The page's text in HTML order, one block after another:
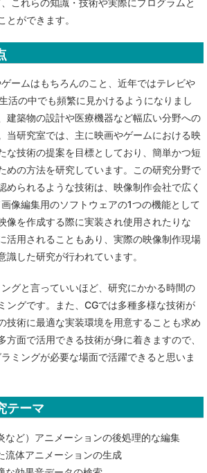
これらの知識・技術や実際にプログラムと
とができます。
ームはもちろんのこと、近年ではテレビや
活の中でも頻繁に見かけるようになりまし
建築物の設計や医療機器など幅広い分野への
当研究室では、主に映画やゲームにおける映
な技術の提案を目標としており、簡単かつ短
めの方法を研究しています。この研究分野で
められるような技術は、映像制作会社で広く
像編集用のソフトウェアの1つの機能として
像を作成する際に実装され使用されたりな
活用されることもあり、実際の映像制作現場
識した研究が行われています。
グと言っていいほど、研究にかかる時間の
ングです。また、CGでは多種多様な技術が
技術に最適な実装環境を用意することも求め
方面で活用できる技術が身に着きますので、
ミングが必要な場面で活躍できると思いま
テーマ
など）アニメーションの後処理的な編集
流体アニメーションの生成